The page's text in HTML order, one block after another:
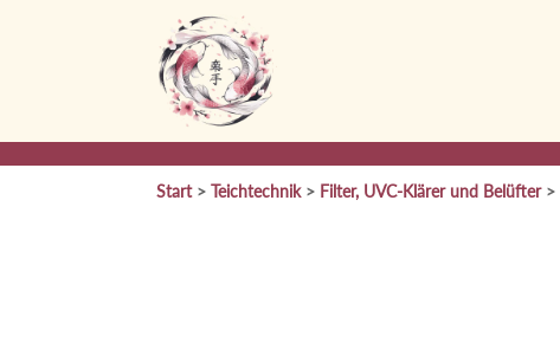
Start> Teichtechnik> Filter, UVC-Klärer und Belüfter>